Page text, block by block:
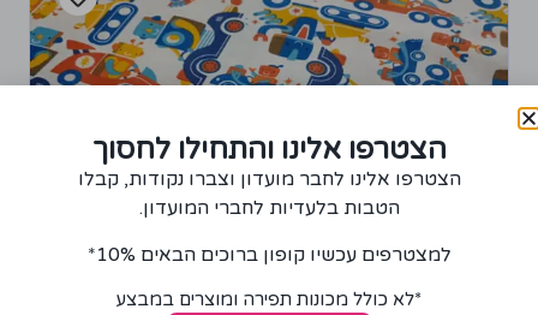
הצטרפו אלינו והתחילו לחסוך
הצטרפו אלינו לחבר מועדון וצברו נקודות, קבלו
הטבות בלעדיות לחברי המועדון.
למצטרפים עכשיו קופון ברוכים הבאים 10%*
*לא כולל מכונות תפירה ומוצרים במבצע